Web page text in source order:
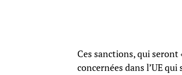
Ces sanctions, qui seront
concernées dans l’UE